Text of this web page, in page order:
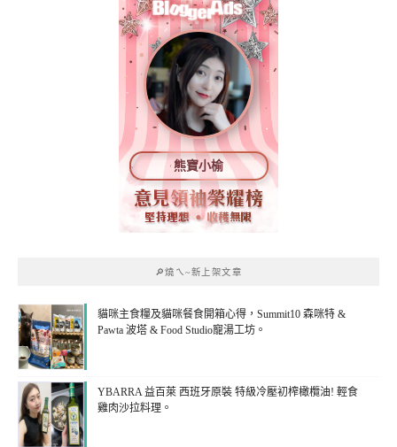
熊寶小榆
🔎燒ㄟ~新上架文章
貓咪主食糧及貓咪餐食開箱心得，Summit10 森咪特 &
Pawta 波塔 & Food Studio寵湯工坊。
YBARRA 益百萊 西班牙原裝 特級冷壓初榨橄欖油! 輕食
雞肉沙拉料理。